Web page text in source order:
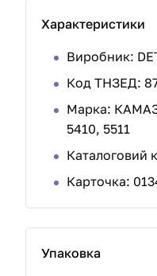
Характеристики
Виробник:
Код ТНЗЕД:
Марка: КАМАЗ
5410, 5511
Каталоговий
Карточка:
Упаковка